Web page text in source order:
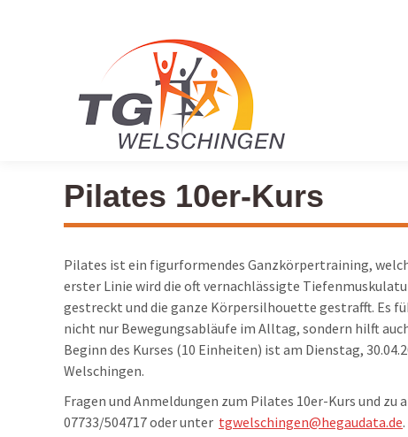
Pilates 10er-Kurs
Pilates ist ein figurformendes Ganzkörpertraining,
erster Linie wird die oft vernachlässigte
gestreckt und die ganze Körpersilhouette gestrafft. Es
nicht nur Bewegungsabläufe im Alltag, sondern hilft
Beginn des Kurses (10 Einheiten) ist am Dienstag,
Welschingen.
Fragen und Anmeldungen zum Pilates 10er-Kurs und
07733/504717 oder unter tgwelschingen@hegaudata.de.